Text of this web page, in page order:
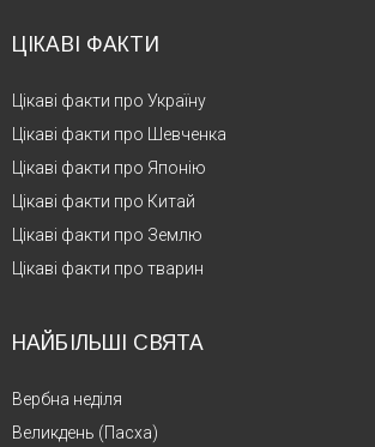
ЦІКАВІ ФАКТИ
Цікаві факти про Україну
Цікаві факти про Шевченка
Цікаві факти про Японію
Цікаві факти про Китай
Цікаві факти про Землю
Цікаві факти про тварин
НАЙБІЛЬШІ СВЯТА
Вербна неділя
Великдень (Пасха)